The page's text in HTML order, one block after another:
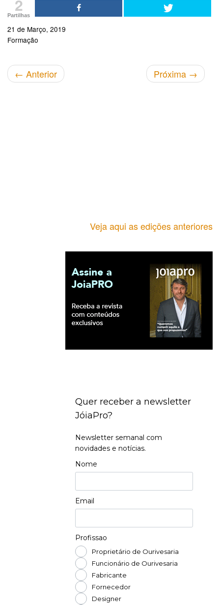
2
Partilhas
21 de Março, 2019
Formação
← Anterior Próxima →
Veja aqui as edições anteriores